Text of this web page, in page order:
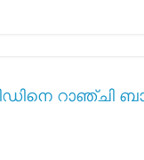
റാഞ്ചി